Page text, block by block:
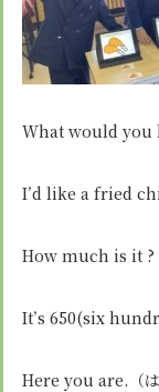
What would you
I’d like a fried
How much is it ?
It’s 650(six
Here you are.（は